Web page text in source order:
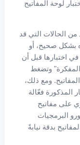
لوحة المفاتيح
من الحالات التي قد
بشكل صحيح، أو
اختبارها قبل أن
وتضغط
ومع ذلك،
المذكورة فعّالة
على مفاتيح
البرمجيات
بدقة نيابةً